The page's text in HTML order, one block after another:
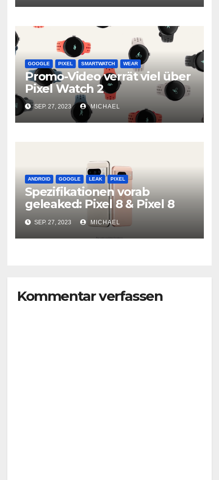
GOOGLE PIXEL SMARTWATCH WEAR
Promo-Video verrät viel über
Pixel Watch 2
SEP. 27, 2023 MICHAEL
ANDROID GOOGLE LEAK PIXEL
Spezifikationen vorab
geleaked: Pixel 8 & Pixel 8
Pro
SEP. 27, 2023 MICHAEL
Kommentar verfassen